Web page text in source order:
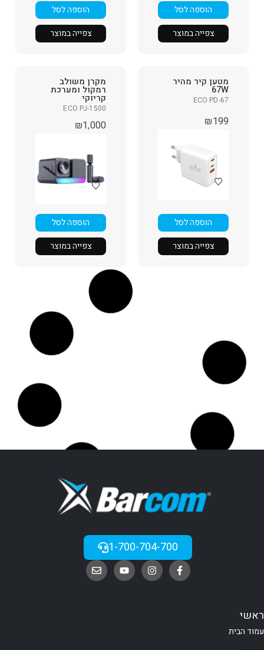
הוספה לסל
צפייה במוצר
הוספה לסל
צפייה במוצר
מטען קיר מהיר
67W
ECO PD-67
₪199
הוספה לסל
צפייה במוצר
מקרן משולב
רמקול ומערכת
קריוקי
ECO PJ-1500
₪1,000
הוספה לסל
צפייה במוצר
1-700-704-700
ראשי
עמוד הבית